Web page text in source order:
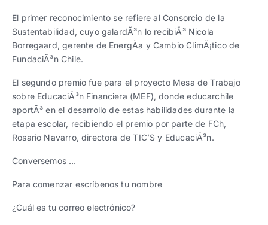
Ver todo
Español English
Español| English
Español| English
progresivos de gestión
Ver todos
Español English
Español English
Español English
El primer reconocimiento se refiere al Consorcio de la
Sustentabilidad, cuyo galardÃ³n lo recibiÃ³ Nicola
Borregaard, gerente de EnergÃ­a y Cambio ClimÃ¡tico de
FundaciÃ³n Chile.
El segundo premio fue para el proyecto Mesa de Trabajo
sobre EducaciÃ³n Financiera (MEF), donde educarchile
aportÃ³ en el desarrollo de estas habilidades durante la
etapa escolar, recibiendo el premio por parte de FCh,
Rosario Navarro, directora de TIC’S y EducaciÃ³n.
Conversemos …
Para comenzar escríbenos tu nombre
¿Cuál es tu correo electrónico?